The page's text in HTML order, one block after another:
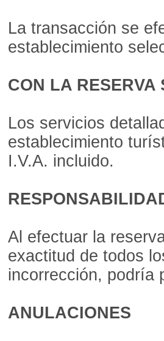
La transacción se
establecimiento
CON LA RESERVA
Los servicios
establecimiento
I.V.A. incluido.
Al efectuar la
exactitud de todos
incorrección, podría
ANULACIONES